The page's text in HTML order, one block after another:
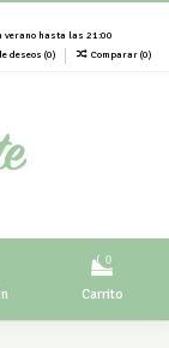
verano hasta las 21:00
deseos (0) Comparar (0)
0
Carrito